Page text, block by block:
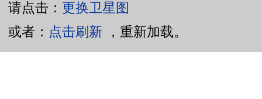
请点击： 更换卫星图
或者： 点击刷新 ，重新加载。